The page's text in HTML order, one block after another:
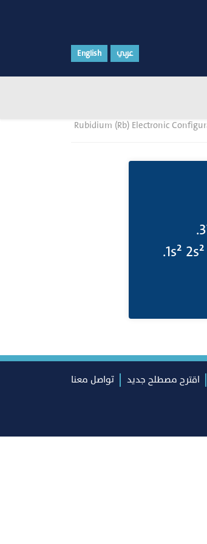
English عربي
Rubidium (Rb) Electronic
تركيب الروبيديوم الإلكتروني العدد الذري Atomic Number للروبيديوم هو 37.
وبالتالي، فإن التكوين الإلكتروني للروبيديوم هو 1s² 2s² 2p⁶ 3s² 3p⁶ 4s² 3d¹⁰ 4p⁶ 5s¹.
اقترح مصطلح جديد
تواصل معنا